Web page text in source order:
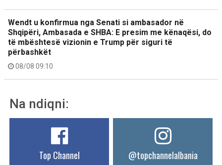
Wendt u konfirmua nga Senati si ambasador në
Shqipëri, Ambasada e SHBA: E presim me kënaqësi, do
të mbështesë vizionin e Trump për siguri të
përbashkët
08/08 09:10
Na ndiqni:
Top Channel @topchannelalbania